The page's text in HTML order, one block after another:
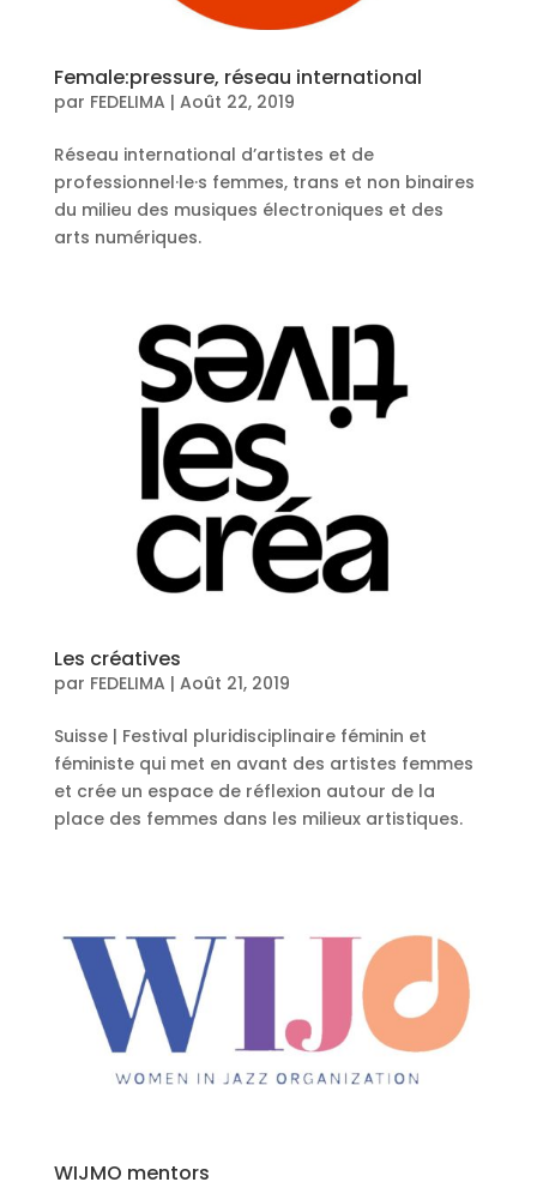
Female:pressure, réseau international
par FEDELIMA | Août 22, 2019
Réseau international d’artistes et de
professionnel·le·s femmes, trans et non binaires
du milieu des musiques électroniques et des
arts numériques.
Les créatives
par FEDELIMA | Août 21, 2019
Suisse | Festival pluridisciplinaire féminin et
féministe qui met en avant des artistes femmes
et crée un espace de réflexion autour de la
place des femmes dans les milieux artistiques.
WIJMO mentors